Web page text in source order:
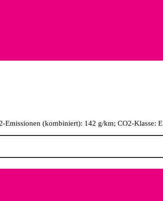
Emissionen (kombiniert): 142 g/km; CO2-Klasse: E